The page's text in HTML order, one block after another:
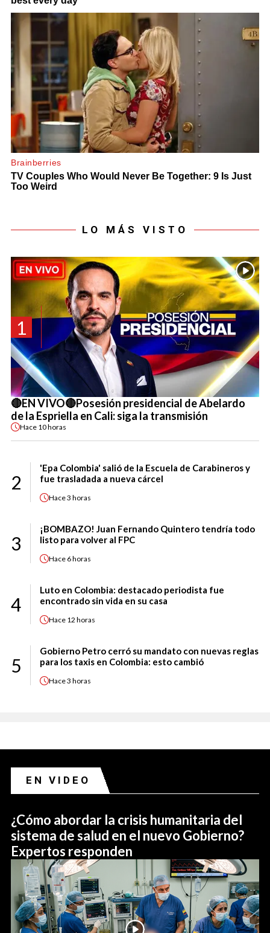
LO MÁS VISTO
1
🔴EN VIVO🔴Posesión presidencial de Abelardo
de la Espriella en Cali: siga la transmisión
Hace 10 horas
2
'Epa Colombia' salió de la Escuela de Carabineros y
fue trasladada a nueva cárcel
Hace3 horas
3
¡BOMBAZO! Juan Fernando Quintero tendría todo
listo para volver al FPC
Hace 6 horas
4
Luto en Colombia: destacado periodista fue
encontrado sin vida en su casa
Hace 12 horas
5
Gobierno Petro cerró su mandato con nuevas reglas
para los taxis en Colombia: esto cambió
Hace3 horas
EN VIDEO
¿Cómo abordar la crisis humanitaria del
sistema de salud en el nuevo Gobierno?
Expertos responden